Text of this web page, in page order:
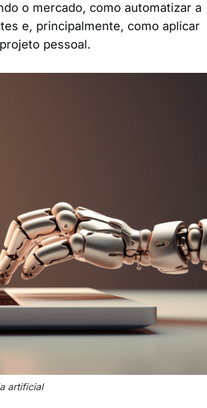
o mercado, como automatizar a
e, principalmente, como aplicar
pessoal.
artificial